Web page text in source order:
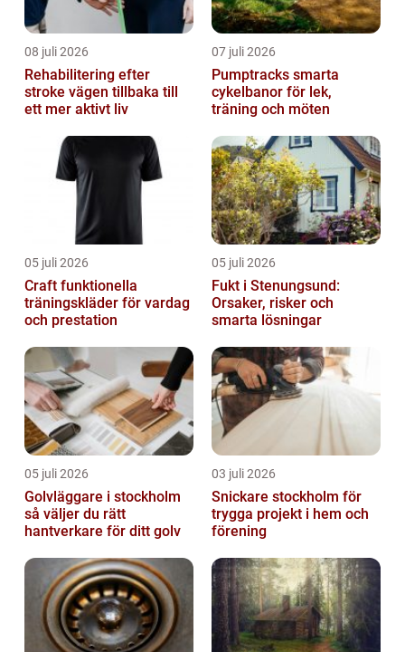
08 juli 2026
Rehabilitering efter
stroke vägen tillbaka till
ett mer aktivt liv
07 juli 2026
Pumptracks smarta
cykelbanor för lek,
träning och möten
05 juli 2026
Craft funktionella
träningskläder för vardag
och prestation
05 juli 2026
Fukt i Stenungsund:
Orsaker, risker och
smarta lösningar
05 juli 2026
Golvläggare i stockholm
så väljer du rätt
hantverkare för ditt golv
03 juli 2026
Snickare stockholm för
trygga projekt i hem och
förening